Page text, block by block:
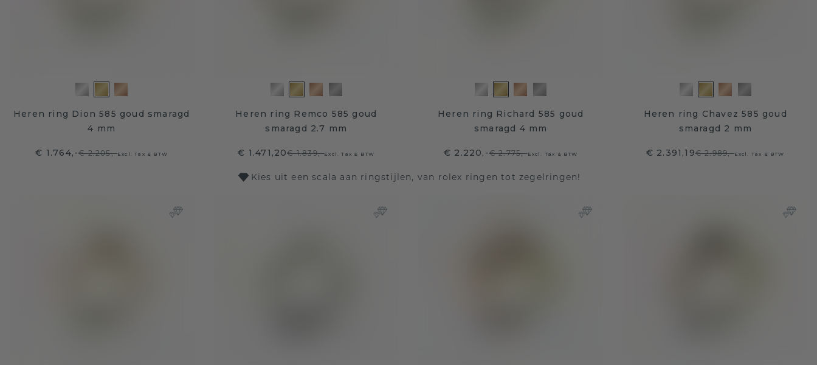
Heren ring Dion 585 goud smaragd
4 mm
€ 1.764,-€ 2.205,-Excl. Tax & BTW
Heren ring Remco 585 goud
smaragd 2.7 mm
€ 1.471,20€ 1.839,-Excl. Tax & BTW
Heren ring Richard 585 goud
smaragd 4 mm
€ 2.220,-€ 2.775,-Excl. Tax & BTW
Heren ring Chavez 585 goud
smaragd 2 mm
€ 2.391,19€ 2.989,-Excl. Tax & BTW
Kies uit een scala aan ringstijlen, van rolex ringen tot zegelringen!